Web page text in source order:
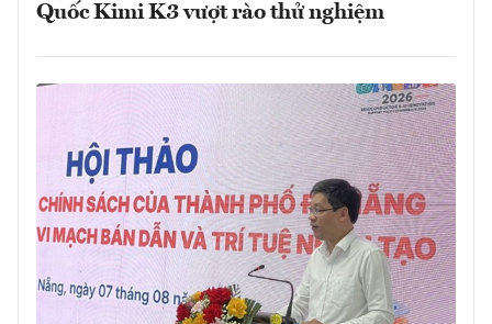
Quốc Kimi K3 vượt rào thử nghiệm